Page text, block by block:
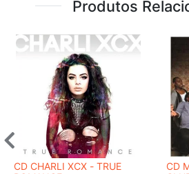
Produtos
CD CHARLI XCX - TRUE
CD